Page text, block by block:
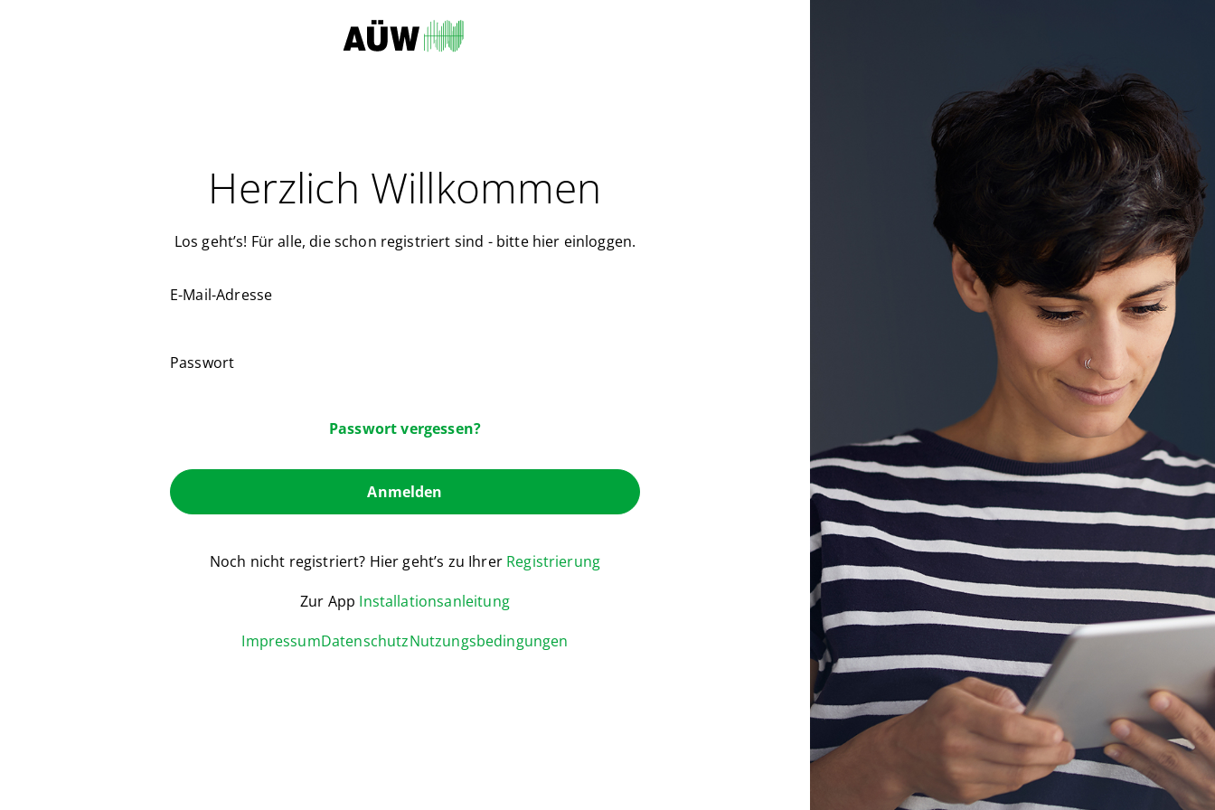
Herzlich Willkommen
Los geht’s! Für alle, die schon registriert sind - bitte hier einloggen.
E-Mail-Adresse
Passwort
Passwort vergessen?
Anmelden
Noch nicht registriert? Hier geht’s zu Ihrer Registrierung
Zur App Installationsanleitung
ImpressumDatenschutzNutzungsbedingungen